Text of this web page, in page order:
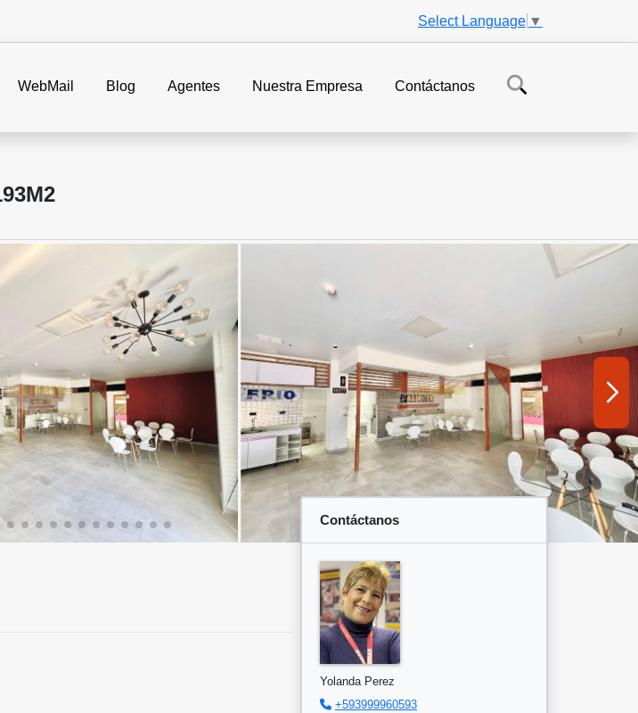
Select Language ▼
WebMail Blog Agentes Nuestra Empresa Contáctanos
Contáctanos
Yolanda Perez
+593999960593